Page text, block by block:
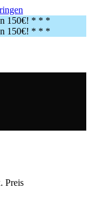
150€! * * *
150€! * * *
Preis